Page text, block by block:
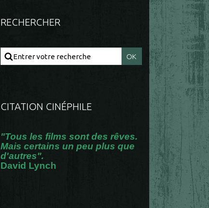
RECHERCHER
CITATION CINÉPHILE
"Tous les films sont des rêves.
Mais certains un peu plus que
d'autres".
David Lynch